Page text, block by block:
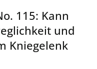
115: Kann
und
Kniegelenk